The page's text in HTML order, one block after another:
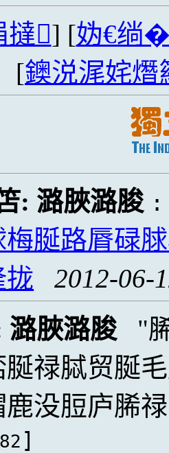
撻] [妫€绱
[鐭涚浘姹熸
: 潞脥潞脧
脠路脣碌
拢
2012-06-
潞脥潞脧
禄脦贸脠
没脰庐脪
]